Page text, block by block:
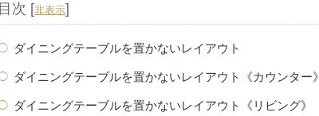
目次 [非表示]
ダイニングテーブルを置かないレイアウト
ダイニングテーブルを置かないレイアウト《カウンター》
ダイニングテーブルを置かないレイアウト《リビング》